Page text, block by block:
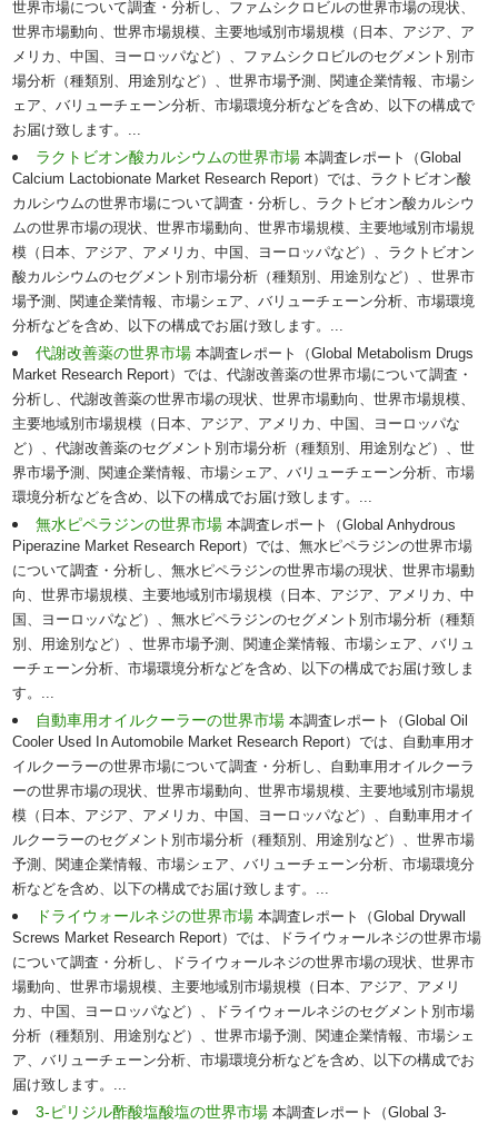
世界市場について調査・分析し、ファムシクロビルの世界市場の現状、
世界市場動向、世界市場規模、主要地域別市場規模（日本、アジア、ア
メリカ、中国、ヨーロッパなど）、ファムシクロビルのセグメント別市
場分析（種類別、用途別など）、世界市場予測、関連企業情報、市場シ
ェア、バリューチェーン分析、市場環境分析などを含め、以下の構成で
お届け致します。...
ラクトビオン酸カルシウムの世界市場本調査レポート（Global
Calcium Lactobionate Market Research Report）では、ラクトビオン酸
カルシウムの世界市場について調査・分析し、ラクトビオン酸カルシウ
ムの世界市場の現状、世界市場動向、世界市場規模、主要地域別市場規
模（日本、アジア、アメリカ、中国、ヨーロッパなど）、ラクトビオン
酸カルシウムのセグメント別市場分析（種類別、用途別など）、世界市
場予測、関連企業情報、市場シェア、バリューチェーン分析、市場環境
分析などを含め、以下の構成でお届け致します。...
代謝改善薬の世界市場本調査レポート（Global Metabolism Drugs
Market Research Report）では、代謝改善薬の世界市場について調査・
分析し、代謝改善薬の世界市場の現状、世界市場動向、世界市場規模、
主要地域別市場規模（日本、アジア、アメリカ、中国、ヨーロッパな
ど）、代謝改善薬のセグメント別市場分析（種類別、用途別など）、世
界市場予測、関連企業情報、市場シェア、バリューチェーン分析、市場
環境分析などを含め、以下の構成でお届け致します。...
無水ピペラジンの世界市場本調査レポート（Global Anhydrous
Piperazine Market Research Report）では、無水ピペラジンの世界市場
について調査・分析し、無水ピペラジンの世界市場の現状、世界市場動
向、世界市場規模、主要地域別市場規模（日本、アジア、アメリカ、中
国、ヨーロッパなど）、無水ピペラジンのセグメント別市場分析（種類
別、用途別など）、世界市場予測、関連企業情報、市場シェア、バリュ
ーチェーン分析、市場環境分析などを含め、以下の構成でお届け致しま
す。...
自動車用オイルクーラーの世界市場本調査レポート（Global Oil
Cooler Used In Automobile Market Research Report）では、自動車用オ
イルクーラーの世界市場について調査・分析し、自動車用オイルクーラ
ーの世界市場の現状、世界市場動向、世界市場規模、主要地域別市場規
模（日本、アジア、アメリカ、中国、ヨーロッパなど）、自動車用オイ
ルクーラーのセグメント別市場分析（種類別、用途別など）、世界市場
予測、関連企業情報、市場シェア、バリューチェーン分析、市場環境分
析などを含め、以下の構成でお届け致します。...
ドライウォールネジの世界市場本調査レポート（Global Drywall
Screws Market Research Report）では、ドライウォールネジの世界市場
について調査・分析し、ドライウォールネジの世界市場の現状、世界市
場動向、世界市場規模、主要地域別市場規模（日本、アジア、アメリ
カ、中国、ヨーロッパなど）、ドライウォールネジのセグメント別市場
分析（種類別、用途別など）、世界市場予測、関連企業情報、市場シェ
ア、バリューチェーン分析、市場環境分析などを含め、以下の構成でお
届け致します。...
3-ピリジル酢酸塩酸塩の世界市場本調査レポート（Global 3-